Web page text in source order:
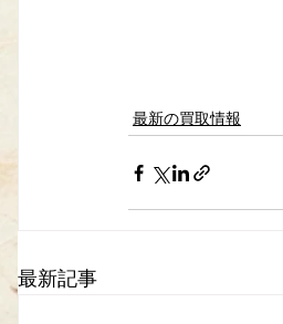
最新の買取情報
最新記事